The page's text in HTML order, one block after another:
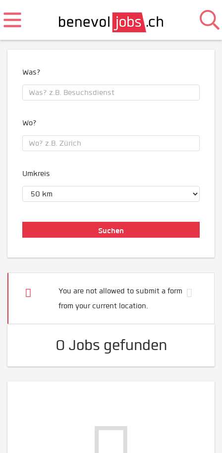
Was?
Wo?
Umkreis
You are not allowed to submit a form
from your current location.
0 Jobs gefunden